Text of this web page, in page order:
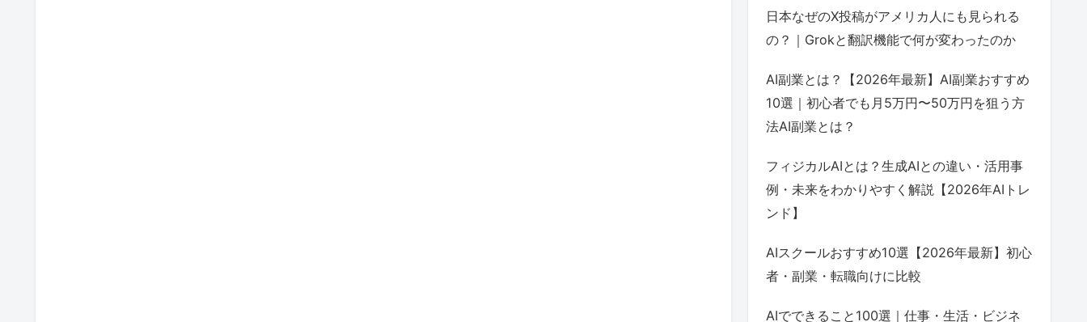
日本なぜのX投稿がアメリカ人にも見られる
の？｜Grokと翻訳機能で何が変わったのか
AI副業とは？【2026年最新】AI副業おすすめ
10選｜初心者でも月5万円〜50万円を狙う方
法AI副業とは？
フィジカルAIとは？生成AIとの違い・活用事
例・未来をわかりやすく解説【2026年AIトレ
ンド】
AIスクールおすすめ10選【2026年最新】初心
者・副業・転職向けに比較
AIでできること100選｜仕事・生活・ビジネ